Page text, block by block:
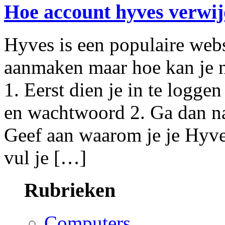
Hoe account hyves
Hyves is een populaire
aanmaken maar hoe kan
1. Eerst dien je in te
en wachtwoord 2. Ga dan
Geef aan waarom je je
vul je […]
Rubrieken